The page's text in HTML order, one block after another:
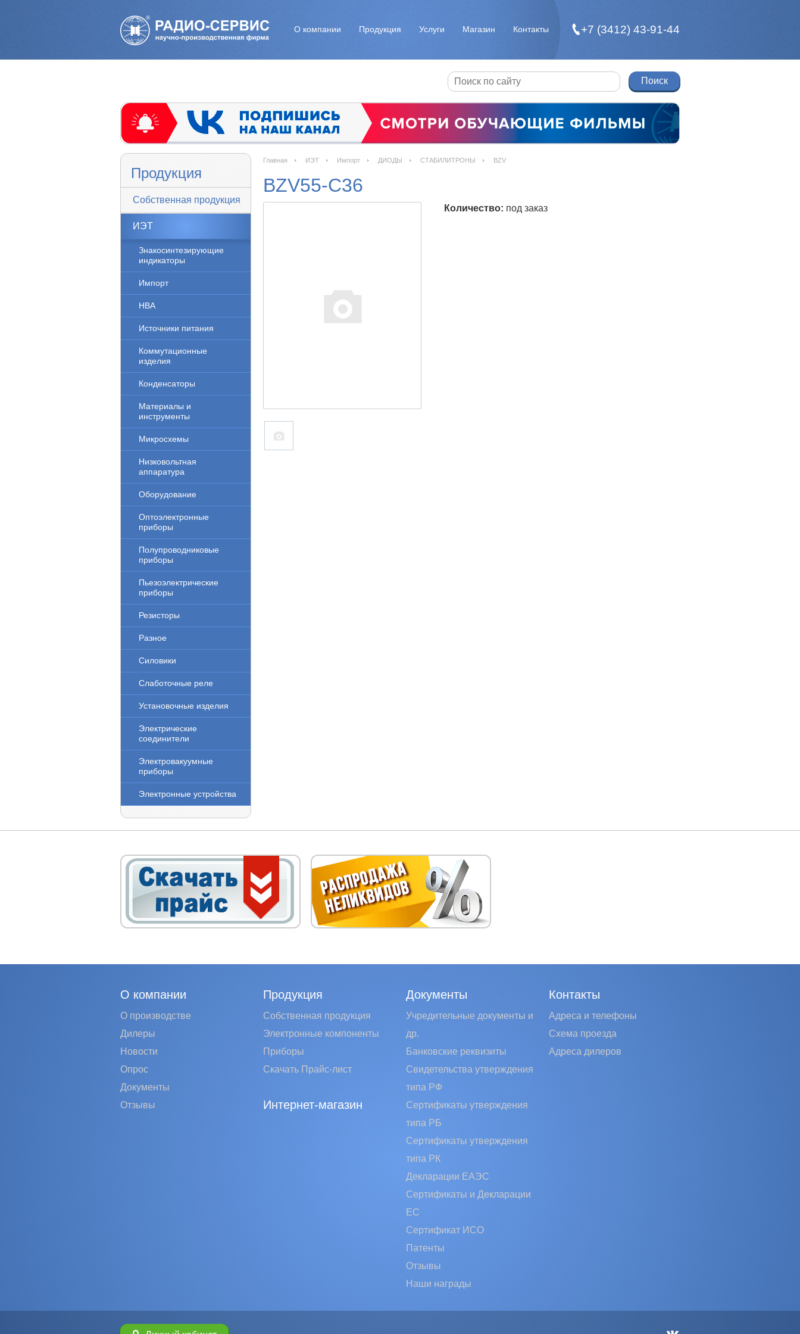
О компании Продукция Услуги Магазин Контакты +7 (3412) 43-91-44
Продукция
Собственная продукция
ИЭТ
Знакосинтезирующие
индикаторы
Импорт
НВА
Источники питания
Коммутационные
изделия
Конденсаторы
Материалы и
инструменты
Микросхемы
Низковольтная
аппаратура
Оборудование
Оптоэлектронные
приборы
Полупроводниковые
приборы
Пьезоэлектрические
приборы
Резисторы
Разное
Силовики
Слаботочные реле
Установочные изделия
Электрические
соединители
Электровакуумные
приборы
Электронные устройства
Главная ИЭТ Импорт ДИОДЫ СТАБИЛИТРОНЫ BZV
BZV55-C36
Количество: под заказ
О компании
О производстве
Дилеры
Новости
Опрос
Документы
Отзывы
Продукция
Собственная продукция
Электронные компоненты
Приборы
Скачать Прайс-лист
Интернет-магазин
Документы
Учредительные документы и
др.
Банковские реквизиты
Свидетельства утверждения
типа РФ
Сертификаты утверждения
типа РБ
Сертификаты утверждения
типа РК
Декларации ЕАЭС
Сертификаты и Декларации
EC
Сертификат ИСО
Патенты
Отзывы
Наши награды
Контакты
Адреса и телефоны
Схема проезда
Адреса дилеров